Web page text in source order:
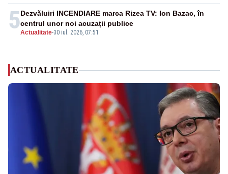
5Actualitate-30 iul. 2026, 07:51
Dezvăluiri INCENDIARE marca Rizea TV: Ion Bazac, în
centrul unor noi acuzații publice
ACTUALITATE